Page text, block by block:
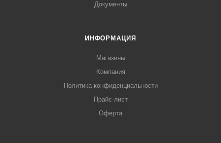
Документы
ИНФОРМАЦИЯ
Магазины
Компания
Политика конфиденциальности
Прайс-лист
Оферта